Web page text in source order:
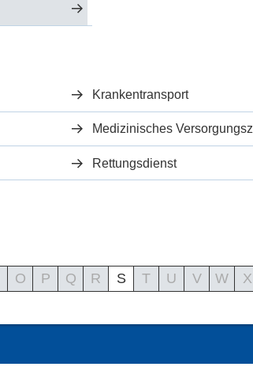
Krankentransport
Rettungsdienst
O P Q R S T U V W X